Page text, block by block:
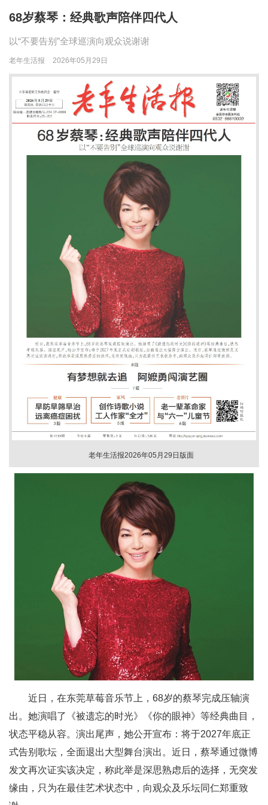
68岁蔡琴：经典歌声陪伴四代人
以“不要告别”全球巡演向观众说谢谢
老年生活报 2026年05月29日
老年生活报2026年05月29日版面
近日，在东莞草莓音乐节上，68岁的蔡琴完成压轴演
出。她演唱了《被遗忘的时光》《你的眼神》等经典曲目，
状态平稳从容。演出尾声，她公开宣布：将于2027年底正
式告别歌坛，全面退出大型舞台演出。近日，蔡琴通过微博
发文再次证实该决定，称此举是深思熟虑后的选择，无突发
缘由，只为在最佳艺术状态中，向观众及乐坛同仁郑重致